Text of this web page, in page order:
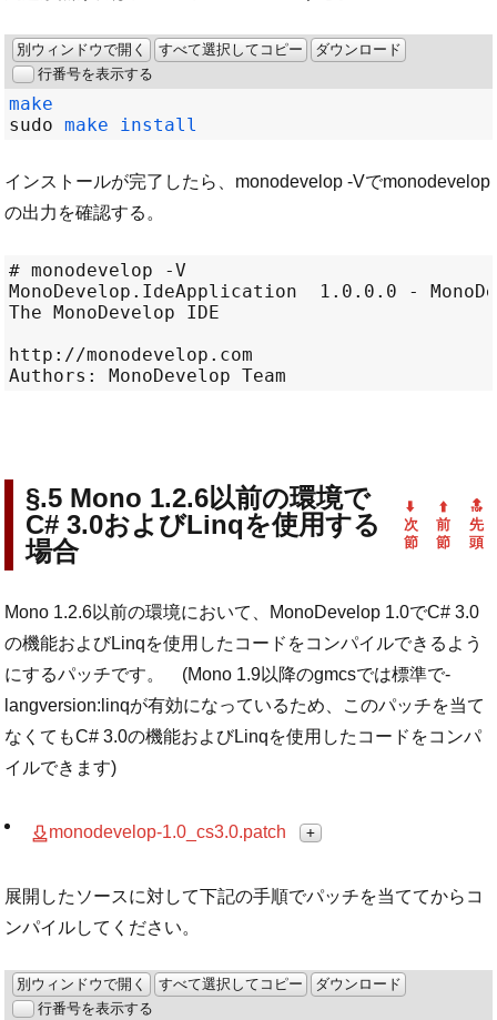
別ウィンドウで開く すべて選択してコピー
ダウンロード
行番号を表示する
make
sudo make install
インストールが完了したら、monodevelop -Vでmonodevelop
の出力を確認する。
# monodevelop -V
MonoDevelop.IdeApplication  1.0.0.0 -
The MonoDevelop IDE
http://monodevelop.com
Mono 1.2.6以前の環境で
C# 3.0およびLinqを使用する
場合
Mono 1.2.6以前の環境において、MonoDevelop 1.0でC# 3.0
の機能およびLinqを使用したコードをコンパイルできるよう
にするパッチです。 (Mono 1.9以降のgmcsでは標準で-
langversion:linqが有効になっているため、このパッチを当て
なくてもC# 3.0の機能およびLinqを使用したコードをコンパ
イルできます)
monodevelop-1.0_cs3.0.patch
展開したソースに対して下記の手順でパッチを当ててからコ
ンパイルしてください。
別ウィンドウで開く すべて選択してコピー
ダウンロード
行番号を表示する